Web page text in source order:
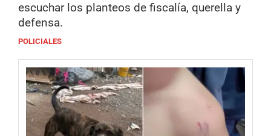
escuchar los planteos de fiscalía, querella y
defensa.
POLICIALES